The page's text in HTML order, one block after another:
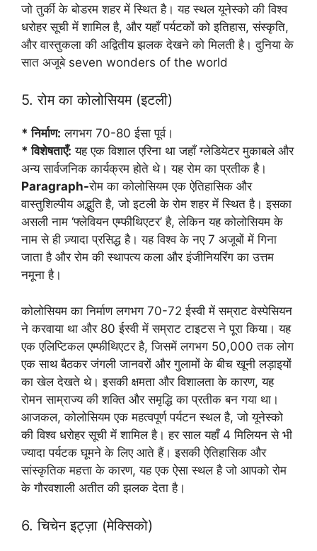
जो तुर्की के बोडरम शहर में स्थित है। यह स्थल यूनेस्को की विश्व
धरोहर सूची में शामिल है, और यहाँ पर्यटकों को इतिहास, संस्कृति,
और वास्तुकला की अद्वितीय झलक देखने को मिलती है। दुनिया के
सात अजूबे seven wonders of the world
5. रोम का कोलोसियम (इटली)
* निर्माण: लगभग 70-80 ईसा पूर्व।
* विशेषताएँ: यह एक विशाल एरिना था जहाँ ग्लेडियेटर मुकाबले और
अन्य सार्वजनिक कार्यक्रम होते थे। यह रोम का प्रतीक है।
Paragraph-रोम का कोलोसियम एक ऐतिहासिक और
वास्तुशिल्पीय अद्भुति है, जो इटली के रोम शहर में स्थित है। इसका
असली नाम ‘फ्लेवियन एम्फीथिएटर’ है, लेकिन यह कोलोसियम के
नाम से ही ज़्यादा प्रसिद्ध है। यह विश्व के नए 7 अजूबों में गिना
जाता है और रोम की स्थापत्य कला और इंजीनियरिंग का उत्तम
नमूना है।
कोलोसियम का निर्माण लगभग 70-72 ईस्वी में सम्राट वेस्पेसियन
ने करवाया था और 80 ईस्वी में सम्राट टाइटस ने पूरा किया। यह
एक एलिप्टिकल एम्फीथिएटर है, जिसमें लगभग 50,000 तक लोग
एक साथ बैठकर जंगली जानवरों और गुलामों के बीच खूनी लड़ाइयों
का खेल देखते थे। इसकी क्षमता और विशालता के कारण, यह
रोमन साम्राज्य की शक्ति और समृद्धि का प्रतीक बन गया था।
आजकल, कोलोसियम एक महत्वपूर्ण पर्यटन स्थल है, जो यूनेस्को
की विश्व धरोहर सूची में शामिल है। हर साल यहाँ 4 मिलियन से भी
ज्यादा पर्यटक घूमने के लिए आते हैं। इसकी ऐतिहासिक और
सांस्कृतिक महत्ता के कारण, यह एक ऐसा स्थल है जो आपको रोम
के गौरवशाली अतीत की झलक देता है।
6. चिचेन इट्ज़ा (मेक्सिको)